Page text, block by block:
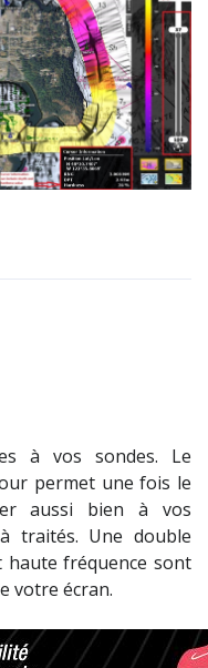
à vos sondes. Le
permet une fois le
aussi bien à vos
traités. Une double
fréquence sont
votre écran.